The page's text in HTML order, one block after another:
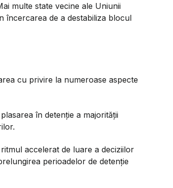
multe state vecine ale Uniunii
încercarea de a destabiliza blocul
cu privire la numeroase aspecte
în detenție a majorității
accelerat de luare a deciziilor
perioadelor de detenție